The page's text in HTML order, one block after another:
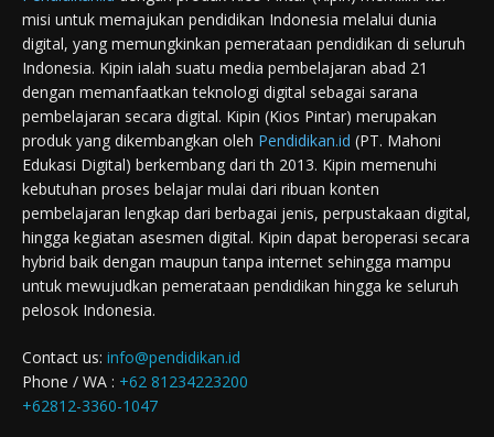
misi untuk memajukan pendidikan Indonesia melalui dunia
digital, yang memungkinkan pemerataan pendidikan di seluruh
Indonesia. Kipin ialah suatu media pembelajaran abad 21
dengan memanfaatkan teknologi digital sebagai sarana
pembelajaran secara digital. Kipin (Kios Pintar) merupakan
produk yang dikembangkan oleh Pendidikan.id (PT. Mahoni
Edukasi Digital) berkembang dari th 2013. Kipin memenuhi
kebutuhan proses belajar mulai dari ribuan konten
pembelajaran lengkap dari berbagai jenis, perpustakaan digital,
hingga kegiatan asesmen digital. Kipin dapat beroperasi secara
hybrid baik dengan maupun tanpa internet sehingga mampu
untuk mewujudkan pemerataan pendidikan hingga ke seluruh
pelosok Indonesia.
Contact us: info@pendidikan.id
Phone / WA : +62 81234223200
+62812-3360-1047